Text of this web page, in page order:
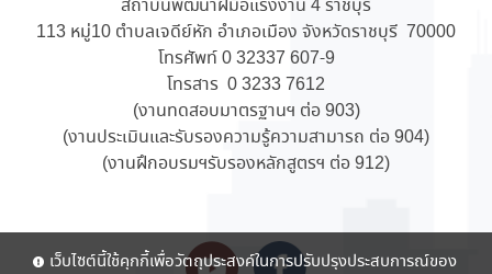
สถาบันพัฒนาฝีมือแรงงาน 4 ราชบุรี
113 หมู่10 ตำบลเจดีย์หัก อำเภอเมือง จังหวัดราชบุรี 70000
โทรศัพท์ 0 32337 607-9
โทรสาร 0 3233 7612
(งานทดสอบมาตรฐานฯ ต่อ 903)
(งานประเมินและรับรองความรู้ความสามารถ ต่อ 904)
(งานฝึกอบรมฯรับรองหลักสูตรฯ ต่อ 912)
เว็บไซต์นี้ใช้คุกกี้เพื่อวัตถุประสงค์ในการปรับปรุงประสบการณ์ของ